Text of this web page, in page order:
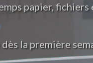
papier,
la première